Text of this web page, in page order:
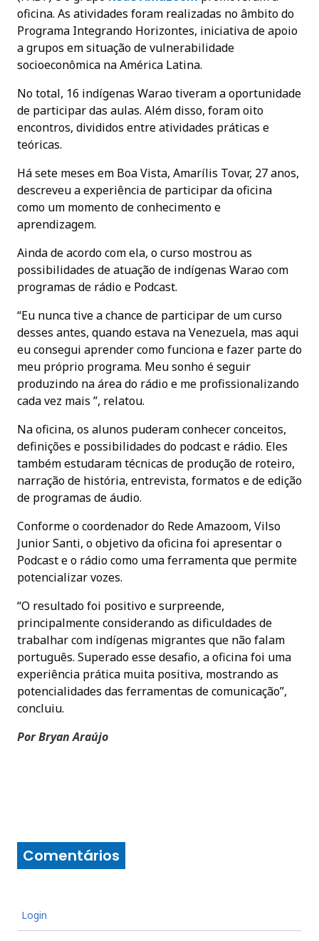
oficina. As atividades foram realizadas no âmbito do
Programa Integrando Horizontes, iniciativa de apoio
a grupos em situação de vulnerabilidade
socioeconômica na América Latina.
No total, 16 indígenas Warao tiveram a oportunidade
de participar das aulas. Além disso, foram oito
encontros, divididos entre atividades práticas e
teóricas.
Há sete meses em Boa Vista, Amarílis Tovar, 27 anos,
descreveu a experiência de participar da oficina
como um momento de conhecimento e
aprendizagem.
Ainda de acordo com ela, o curso mostrou as
possibilidades de atuação de indígenas Warao com
programas de rádio e Podcast.
“Eu nunca tive a chance de participar de um curso
desses antes, quando estava na Venezuela, mas aqui
eu consegui aprender como funciona e fazer parte do
meu próprio programa. Meu sonho é seguir
produzindo na área do rádio e me profissionalizando
cada vez mais ”, relatou.
Na oficina, os alunos puderam conhecer conceitos,
definições e possibilidades do podcast e rádio. Eles
também estudaram técnicas de produção de roteiro,
narração de história, entrevista, formatos e de edição
de programas de áudio.
Conforme o coordenador do Rede Amazoom, Vilso
Junior Santi, o objetivo da oficina foi apresentar o
Podcast e o rádio como uma ferramenta que permite
potencializar vozes.
“O resultado foi positivo e surpreende,
principalmente considerando as dificuldades de
trabalhar com indígenas migrantes que não falam
português. Superado esse desafio, a oficina foi uma
experiência prática muita positiva, mostrando as
potencialidades das ferramentas de comunicação”,
concluiu.
Por Bryan Araújo
Comentários
Login